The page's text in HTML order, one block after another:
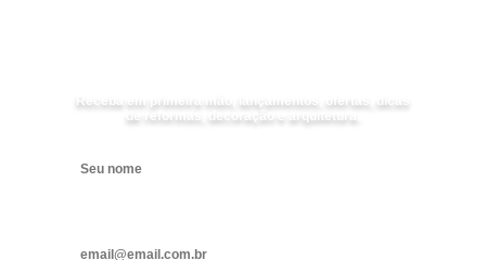
Receba em primeira mão, lançamentos, ofertas, dicas
de reformas, decoração e arquitetura.